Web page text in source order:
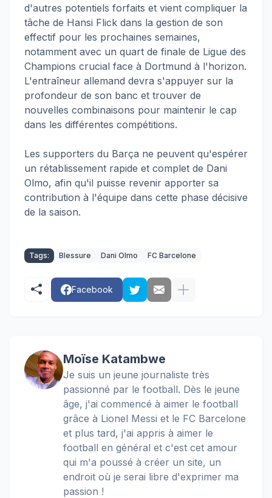
d'autres potentiels forfaits et vient compliquer la
tâche de Hansi Flick dans la gestion de son
effectif pour les prochaines semaines,
notamment avec un quart de finale de Ligue des
Champions crucial face à Dortmund à l'horizon.
L'entraîneur allemand devra s'appuyer sur la
profondeur de son banc et trouver de
nouvelles combinaisons pour maintenir le cap
dans les différentes compétitions.
Les supporters du Barça ne peuvent qu'espérer
un rétablissement rapide et complet de Dani
Olmo, afin qu'il puisse revenir apporter sa
contribution à l'équipe dans cette phase décisive
de la saison.
Tags: Blessure Dani Olmo FC Barcelone
Facebook
Moïse Katambwe
Je suis un jeune journaliste très
passionné par le football. Dès le jeune
âge, j'ai commencé à aimer le football
grâce à Lionel Messi et le FC Barcelone
et plus tard, j'ai appris à aimer le
football en général et c'est cet amour
qui m'a poussé à créer un site, un
endroit où je serai libre d'exprimer ma
passion !